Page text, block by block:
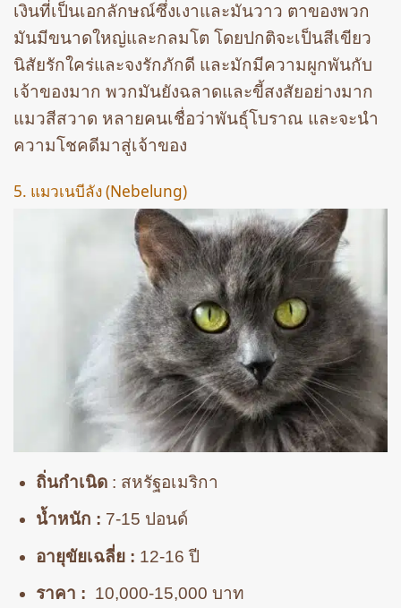
เงินที่เป็นเอกลักษณ์ซึ่งเงาและมันวาว ตาของพวก
มันมีขนาดใหญ่และกลมโต โดยปกติจะเป็นสีเขียว
นิสัยรักใคร่และจงรักภักดี และมักมีความผูกพันกับ
เจ้าของมาก พวกมันยังฉลาดและขี้สงสัยอย่างมาก
แมวสีสวาด หลายคนเชื่อว่าพันธุ์โบราณ และจะนำ
ความโชคดีมาสู่เจ้าของ
5. แมวเนบีลัง (Nebelung)
ถิ่นกำเนิด: สหรัฐอเมริกา
น้ำหนัก : 7-15 ปอนด์
อายุขัยเฉลี่ย : 12-16 ปี
ราคา : 10,000-15,000 บาท